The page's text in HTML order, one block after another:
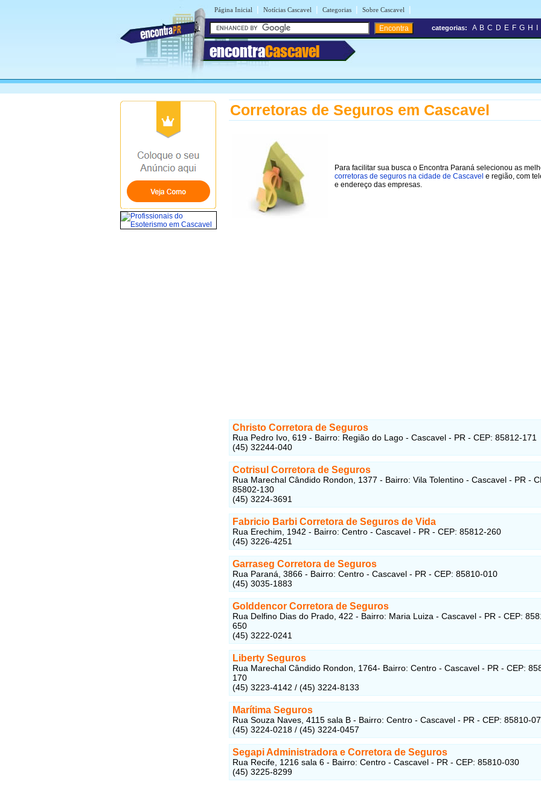
Página Inicial | Notícias Cascavel | Categorias | Sobre Cascavel |
encontraCascavel
categorias: A B C D E F G H
Corretoras de Seguros em Cascavel
Para facilitar sua busca o Encontra Paraná selecionou as
corretoras de seguros na cidade de Cascavel e região, com
e endereço das empresas.
Christo Corretora de Seguros
Rua Pedro Ivo, 619 - Bairro: Região do Lago - Cascavel - PR - CEP: 85812-171
(45) 32244-040
Cotrisul Corretora de Seguros
Rua Marechal Cândido Rondon, 1377 - Bairro: Vila Tolentino - Cascavel - PR -
85802-130
(45) 3224-3691
Fabricio Barbi Corretora de Seguros de Vida
Rua Erechim, 1942 - Bairro: Centro - Cascavel - PR - CEP: 85812-260
(45) 3226-4251
Garraseg Corretora de Seguros
Rua Paraná, 3866 - Bairro: Centro - Cascavel - PR - CEP: 85810-010
(45) 3035-1883
Golddencor Corretora de Seguros
Rua Delfino Dias do Prado, 422 - Bairro: Maria Luiza - Cascavel - PR - CEP:
650
(45) 3222-0241
Liberty Seguros
Rua Marechal Cândido Rondon, 1764- Bairro: Centro - Cascavel - PR - CEP:
170
(45) 3223-4142 / (45) 3224-8133
Marítima Seguros
Rua Souza Naves, 4115 sala B - Bairro: Centro - Cascavel - PR - CEP: 85810-
(45) 3224-0218 / (45) 3224-0457
Segapi Administradora e Corretora de Seguros
Rua Recife, 1216 sala 6 - Bairro: Centro - Cascavel - PR - CEP: 85810-030
(45) 3225-8299